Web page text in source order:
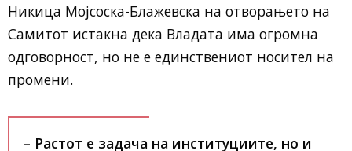
Никица Мојсоска-Блажевска на отворањето на
Самитот истакна дека Владата има огромна
одговорност, но не е единствениот носител на
промени.
– Растот е задача на институциите, но и